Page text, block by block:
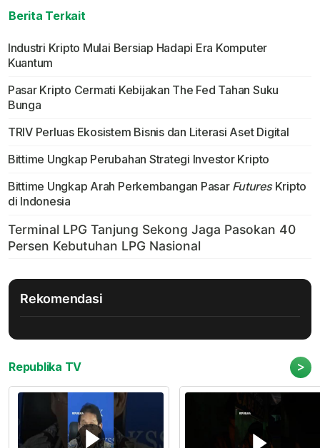
Berita Terkait
Industri Kripto Mulai Bersiap Hadapi Era Komputer
Kuantum
Pasar Kripto Cermati Kebijakan The Fed Tahan Suku
Bunga
TRIV Perluas Ekosistem Bisnis dan Literasi Aset Digital
Bittime Ungkap Perubahan Strategi Investor Kripto
Bittime Ungkap Arah Perkembangan Pasar FuturesKripto
di Indonesia
Rekomendasi
Republika TV >